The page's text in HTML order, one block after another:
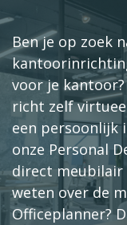
Ben je op zoek
voor je kantoor?
richt zelf
een persoonlijk
onze Personal
direct meubilair
weten over de
Officeplanner?